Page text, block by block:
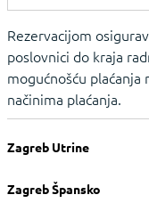
Rezervacijom
poslovnici do kraja
mogućnošću
načinima plaćanja.
Zagreb Utrine
Zagreb Špansko